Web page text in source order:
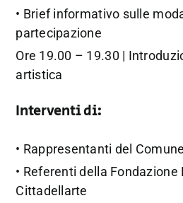
• Brief informativo sulle
partecipazione
Ore 19.00 – 19.30 |
artistica
Interventi di:
• Rappresentanti del
• Referenti della
Cittadellarte